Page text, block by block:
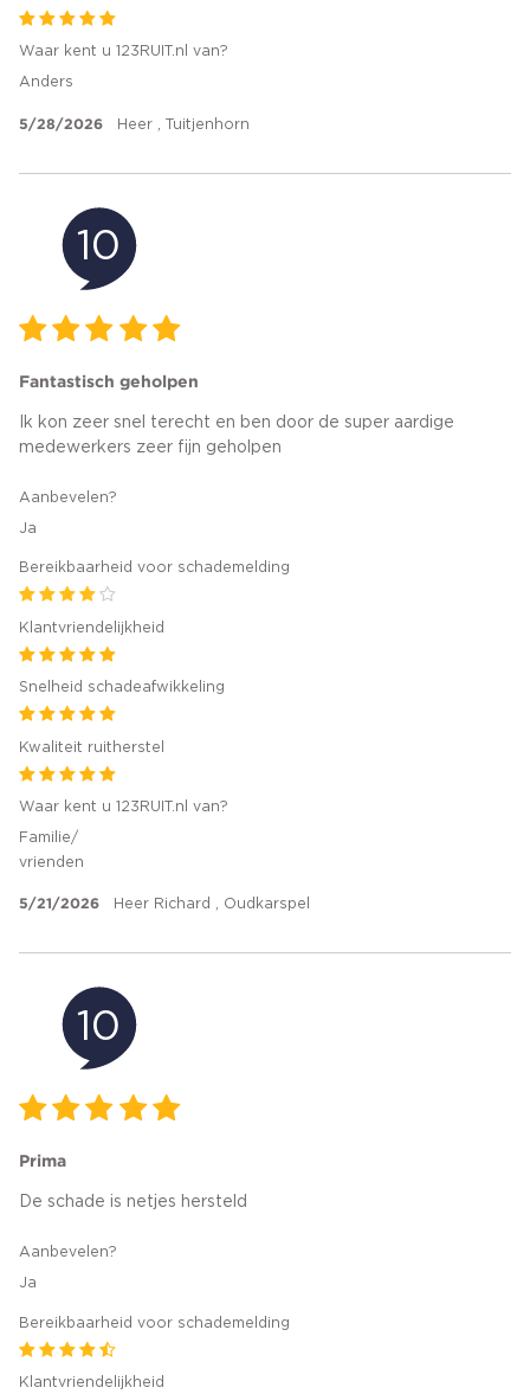
Waar kent u 123RUIT.nl van?
Anders
5/28/2026 Heer , Tuitjenhorn
10
Fantastisch geholpen
Ik kon zeer snel terecht en ben door de super aardige
medewerkers zeer fijn geholpen
Aanbevelen?
Ja
Bereikbaarheid voor schademelding
Klantvriendelijkheid
Snelheid schadeafwikkeling
Kwaliteit ruitherstel
Waar kent u 123RUIT.nl van?
Familie/
vrienden
5/21/2026 Heer Richard , Oudkarspel
10
Prima
De schade is netjes hersteld
Aanbevelen?
Ja
Bereikbaarheid voor schademelding
Klantvriendelijkheid